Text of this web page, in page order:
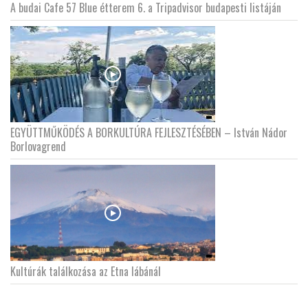
A budai Cafe 57 Blue étterem 6. a Tripadvisor budapesti listáján
EGYÜTTMŰKÖDÉS A BORKULTÚRA FEJLESZTÉSÉBEN – István Nádor
Borlovagrend
Kultúrák találkozása az Etna lábánál